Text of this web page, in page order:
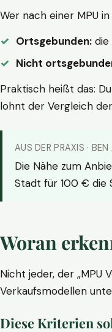
Wer nach einer MPU
Ortsgebunden: die
Nicht
Praktisch heißt das:
lohnt der Vergleich der
AUS DER PRAXIS ·
Die Nähe zum
Stadt für 100 € die
Woran
Nicht jeder, der „MPU
Verkaufsmodellen
Diese Kriterien